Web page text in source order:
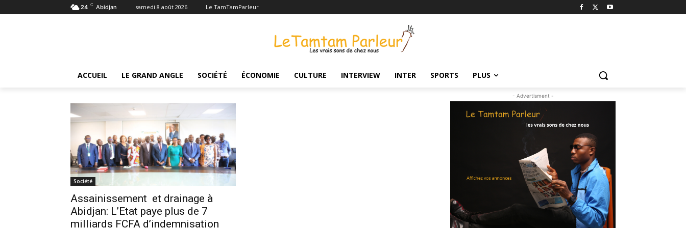
24 C Abidjan samedi 8 août 2026 Le TamTamParleur
ACCUEIL LE GRAND ANGLE SOCIÉTÉ ÉCONOMIE CULTURE INTERVIEW INTER SPORTS PLUS
Tags Assainissement
Société
Assainissement et drainage à
Abidjan: L’Etat paye plus de 7
milliards FCFA d’indemnisation
- Advertisment -